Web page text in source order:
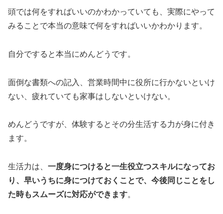
頭では何をすればいいのかわかっていても、実際にやって
みることで本当の意味で何をすればいいかわかります。
自分ですると本当にめんどうです。
面倒な書類への記入、営業時間中に役所に行かないといけ
ない、疲れていても家事はしないといけない。
めんどうですが、体験するとその分生活する力が身に付き
ます。
生活力は、 一度身につけると一生役立つスキルになってお
り、早いうちに身につけておくことで、今後同じことをし
た時もスムーズに対応ができます。